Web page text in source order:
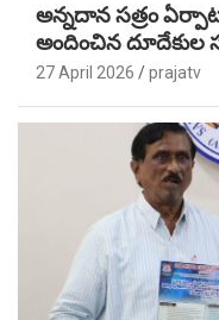
అన్నదాన సత్రం
అందించిన దూదేకుల
27 April 2026 prajatv